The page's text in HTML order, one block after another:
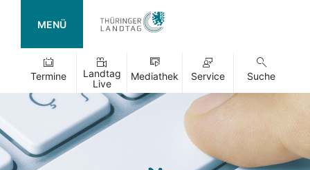
MENÜ
Termine
Landtag
Live
Mediathek Service Suche